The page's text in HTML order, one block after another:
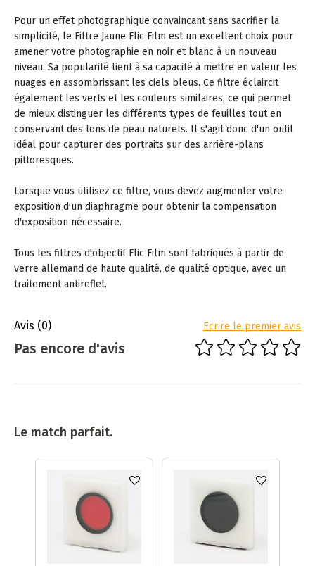
Pour un effet photographique convaincant sans sacrifier la
simplicité, le Filtre Jaune Flic Film est un excellent choix pour
amener votre photographie en noir et blanc à un nouveau
niveau. Sa popularité tient à sa capacité à mettre en valeur les
nuages en assombrissant les ciels bleus. Ce filtre éclaircit
également les verts et les couleurs similaires, ce qui permet
de mieux distinguer les différents types de feuilles tout en
conservant des tons de peau naturels. Il s'agit donc d'un outil
idéal pour capturer des portraits sur des arrière-plans
pittoresques.
Lorsque vous utilisez ce filtre, vous devez augmenter votre
exposition d'un diaphragme pour obtenir la compensation
d'exposition nécessaire.
Tous les filtres d'objectif Flic Film sont fabriqués à partir de
verre allemand de haute qualité, de qualité optique, avec un
traitement antireflet.
Avis (0) Ecrire le premier avis
Pas encore d'avis
Le match parfait.